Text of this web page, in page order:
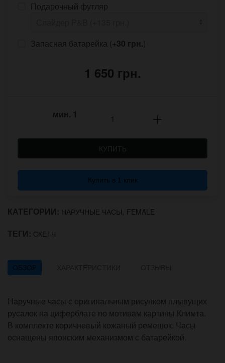
Подарочный футляр
Запасная батарейка (+30 грн.)
1 650 грн.
мин. 1
КУПИТЬ
Купить в 1 клик
КАТЕГОРИИ: НАРУЧНЫЕ ЧАСЫ, FEMALE
ТЕГИ: СКЕТЧ
ОБЗОР
Наручные часы с оригинальным рисунком плывущих
русалок на циферблате по мотивам картины Климта.
В комплекте коричневый кожаный ремешок. Часы
оснащены японским механизмом с батарейкой.